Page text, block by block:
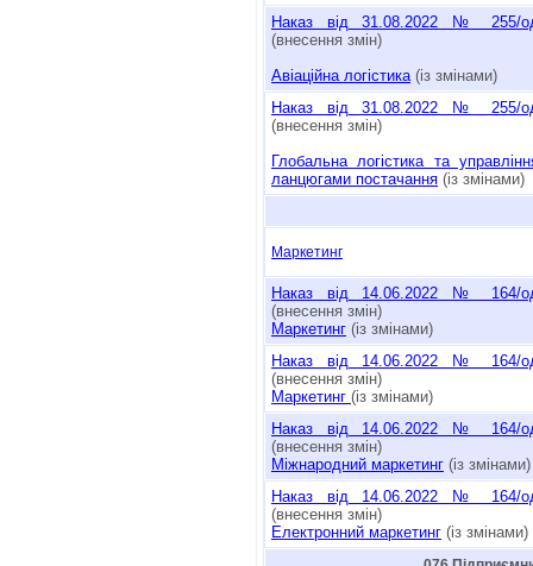
Наказ від 31.08.2022 № 255/
(внесення змін)
Авіаційна логістика(із змінами)
Наказ від 31.08.2022 № 255/
(внесення змін)
Глобальна логістика та
ланцюгами постачання (із змінами)
Маркетинг
Наказ від 14.06.2022 № 164/
(внесення змін)
Маркетинг (із змінами)
Наказ від 14.06.2022 № 164/
(внесення змін)
Маркетинг (із змінами)
Наказ від 14.06.2022 № 164/
(внесення змін)
Міжнародний маркетинг (із змінами)
Наказ від 14.06.2022 № 164/
(внесення змін)
Електронний маркетинг (із змінами)